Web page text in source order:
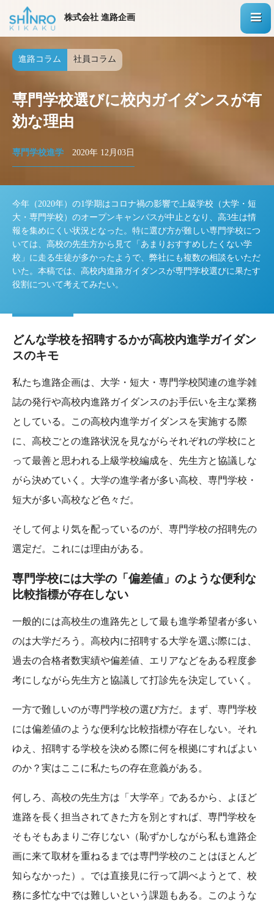
株式会社 進路企画
進路コラム 社員コラム
専門学校選びに校内ガイダンスが有
効な理由
専門学校進学 2020年 12月03日
今年（2020年）の1学期はコロナ禍の影響で上級学校（大学・短
大・専門学校）のオープンキャンパスが中止となり、高3生は情
報を集めにくい状況となった。特に選び方が難しい専門学校につ
いては、高校の先生方から見て「あまりおすすめしたくない学
校」に走る生徒が多かったようで、弊社にも複数の相談をいただ
いた。本稿では、高校内進路ガイダンスが専門学校選びに果たす
役割について考えてみたい。
どんな学校を招聘するかが高校内進学ガイダン
スのキモ
私たち進路企画は、大学・短大・専門学校関連の進学雑
誌の発行や高校内進路ガイダンスのお手伝いを主な業務
としている。この高校内進学ガイダンスを実施する際
に、高校ごとの進路状況を見ながらそれぞれの学校にと
って最善と思われる上級学校編成を、先生方と協議しな
がら決めていく。大学の進学者が多い高校、専門学校・
短大が多い高校など色々だ。
そして何より気を配っているのが、専門学校の招聘先の
選定だ。これには理由がある。
専門学校には大学の「偏差値」のような便利な
比較指標が存在しない
一般的には高校生の進路先として最も進学希望者が多い
のは大学だろう。高校内に招聘する大学を選ぶ際には、
過去の合格者数実績や偏差値、エリアなどをある程度参
考にしながら先生方と協議して打診先を決定していく。
一方で難しいのが専門学校の選び方だ。まず、専門学校
には偏差値のような便利な比較指標が存在しない。それ
ゆえ、招聘する学校を決める際に何を根拠にすればよい
のか？実はここに私たちの存在意義がある。
何しろ、高校の先生方は「大学卒」であるから、よほど
進路を長く担当されてきた方を別とすれば、専門学校を
そもそもあまりご存じない（恥ずかしながら私も進路企
画に来て取材を重ねるまでは専門学校のことはほとんど
知らなかった）。では直接見に行って調べようとて、校
務に多忙な中では難しいという課題もある。このような